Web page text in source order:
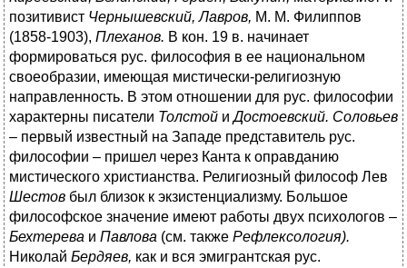
позитивист Чернышевский, Лавров, M. M. Филиппов
(1858-1903), Плеханов. В кон. 19 в. начинает
формироваться рус. философия в ее национальном
своеобразии, имеющая мистически-религиозную
направленность. В этом отношении для рус. философии
характерны писатели Толстой иДостоевский. Соловьев
– первый известный на Западе представитель рус.
философии – пришел через Канта к оправданию
мистического христианства. Религиозный философ Лев
Шестов был близок к экзистенциализму. Большое
философское значение имеют работы двух психологов –
Бехтерева и Павлова (см. также Рефлексология).
Николай Бердяев, как и вся эмигрантская рус.